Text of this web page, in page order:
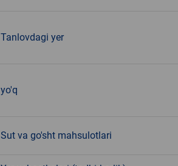
Tanlovdagi yer
yo'q
Sut va go'sht mahsulotlari